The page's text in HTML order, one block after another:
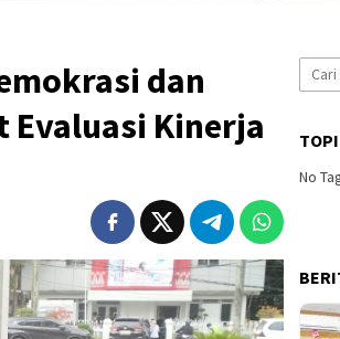
dan
Kinerja
Cari
untuk:
No